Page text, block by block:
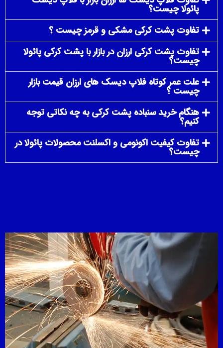
پائولا چیست؟
تفاوت پشت کرکی مشکی و قرمز چیست ؟
تفاوت پشت کرکی ارزان در بازار با پشت کرکی پائولا
چیست؟
علت عمر کوتاه فلاپ دیسک های ارزان قیمت بازار
چیست ؟
هنگام خرید سنباده پشت کرکی به چه نکاتی توجه
کنیم؟
تفاوت کیفیت اکونومی و اکسلنت محصولات پائولا در
چیست؟